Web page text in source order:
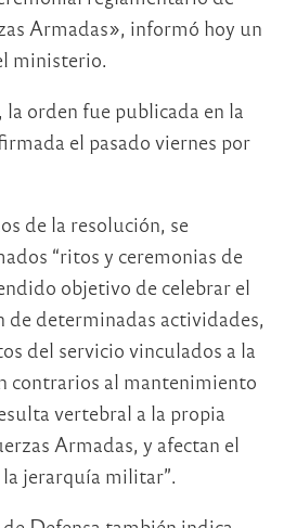
Armadas», informó hoy un
ministerio.
la orden fue publicada en la
el pasado viernes por
de la resolución, se
“ritos y ceremonias de
objetivo de celebrar el
de determinadas actividades,
del servicio vinculados a la
contrarios al mantenimiento
vertebral a la propia
Armadas, y afectan el
jerarquía militar”.